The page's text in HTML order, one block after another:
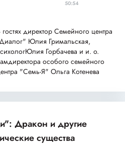
50:54
гостях директор Семейного центра
Юлия Гримальская,
Горбачева и и. о.
особого семейного
"Семь-Я" Ольга Котенева
Дракон и другие
существа